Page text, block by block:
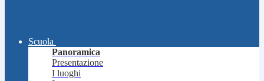
Scuola
Panoramica
Presentazione
I luoghi